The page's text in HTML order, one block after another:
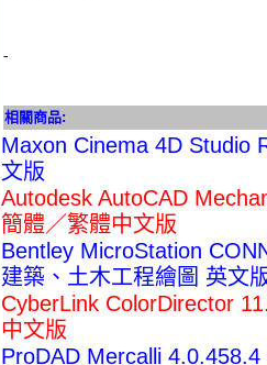
-
相關商品:
Maxon Cinema 4D Studio
文版
Autodesk AutoCAD
簡體／繁體中文版
Bentley MicroStation
建築、土木工程繪圖 英文
CyberLink ColorDirector
中文版
ProDAD Mercalli